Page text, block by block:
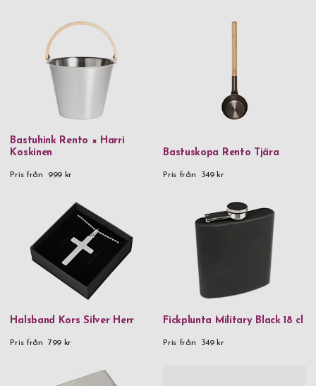
Bastuhink Rento × Harri
Koskinen
Pris från 999 kr
Bastuskopa Rento Tjära
Pris från 349 kr
Halsband Kors Silver Herr
Pris från 799 kr
Fickplunta Military Black 18 cl
Pris från 349 kr